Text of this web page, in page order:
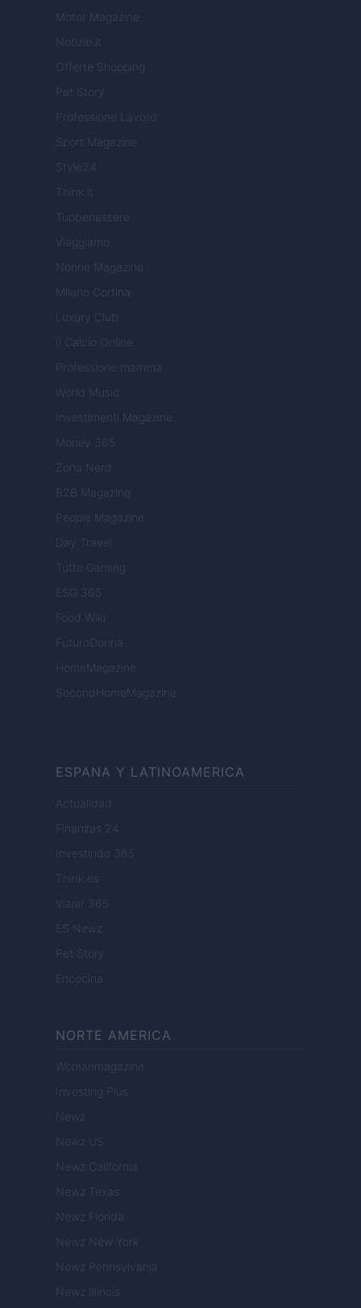
Motor Magazine
Notizie.it
Offerte Shopping
Pet Story
Professione Lavoro
Sport Magazine
Style24
Think.it
Tuobenessere
Viaggiamo
Nonne Magazine
Milano Cortina
Luxury Club
Il Calcio Online
Professione mamma
World Music
Investimenti Magazine
Money 365
Zona Nerd
B2B Magazine
People Magazine
Day Travel
Tutto Gaming
ESG 365
Food Wiki
FuturoDonna
HomeMagazine
SecondHomeMagazine
ESPANA Y LATINOAMERICA
Actualidad
Finanzas 24
Investindo 365
Think.es
Viajar 365
ES Newz
Pet Story
Encocina
NORTE AMERICA
Womanmagazine
Investing Plus
Newz
Newz US
Newz California
Newz Texas
Newz Florida
Newz New York
Newz Pennsylvania
Newz Illinois